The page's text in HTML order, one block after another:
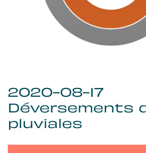
2020-08-17
Déversements
pluviales